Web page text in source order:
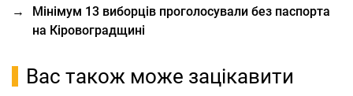
→
Мінімум 13 виборців проголосували без паспорта
на Кіровоградщині
Вас також може зацікавити